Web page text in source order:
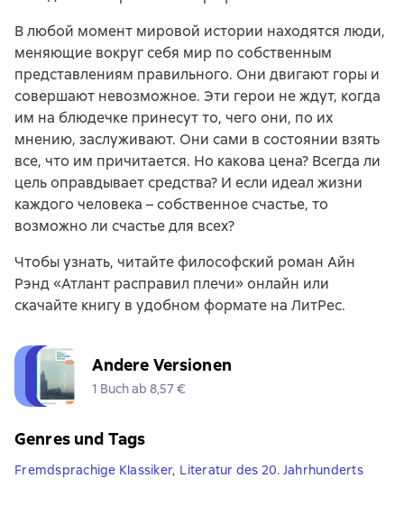
В любой момент мировой истории находятся люди,
меняющие вокруг себя мир по собственным
представлениям правильного. Они двигают горы и
совершают невозможное. Эти герои не ждут, когда
им на блюдечке принесут то, чего они, по их
мнению, заслуживают. Они сами в состоянии взять
все, что им причитается. Но какова цена? Всегда ли
цель оправдывает средства? И если идеал жизни
каждого человека – собственное счастье, то
возможно ли счастье для всех?
Чтобы узнать, читайте философский роман Айн
Рэнд «Атлант расправил плечи» онлайн или
скачайте книгу в удобном формате на ЛитРес.
Andere Versionen
1 Buch ab 8,57 €
Genres und Tags
Fremdsprachige Klassiker, Literatur des 20. Jahrhunderts